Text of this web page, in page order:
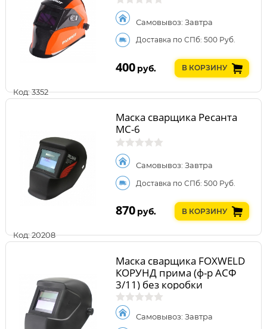
Код: 3352
Самовывоз: Завтра
Доставка по СПб: 500 Руб.
400 руб. В КОРЗИНУ
Код: 20208
Маска сварщика Ресанта
МС-6
Самовывоз: Завтра
Доставка по СПб: 500 Руб.
870 руб. В КОРЗИНУ
Маска сварщика FOXWELD
КОРУНД прима (ф-р АСФ
3/11) без коробки
Самовывоз: Завтра